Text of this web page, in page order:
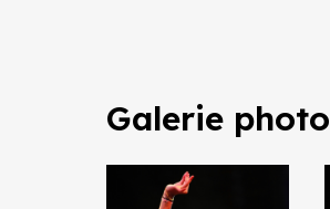
Galerie photo